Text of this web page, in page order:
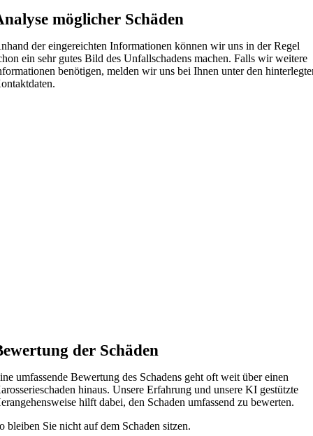
möglicher Schäden
der eingereichten Informationen können wir uns in der Regel
ein sehr gutes Bild des Unfallschadens machen. Falls wir weitere
benötigen, melden wir uns bei Ihnen unter den
der Schäden
umfassende Bewertung des Schadens geht oft weit über einen
hinaus. Unsere Erfahrung und unsere KI gestützte
hilft dabei, den Schaden umfassend zu bewerten.
bleiben Sie nicht auf dem Schaden sitzen.